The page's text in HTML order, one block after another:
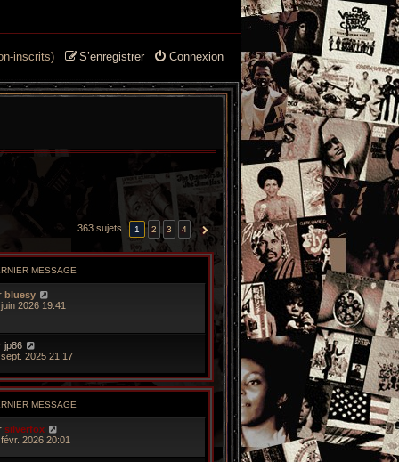
Connexion
S’enregistrer
inscrits)
363 sujets 1 2 3 4 SUIVANTE
MESSAGE
bluesy
2026 19:41
jp86
2025 21:17
MESSAGE
silverfox
2026 20:01